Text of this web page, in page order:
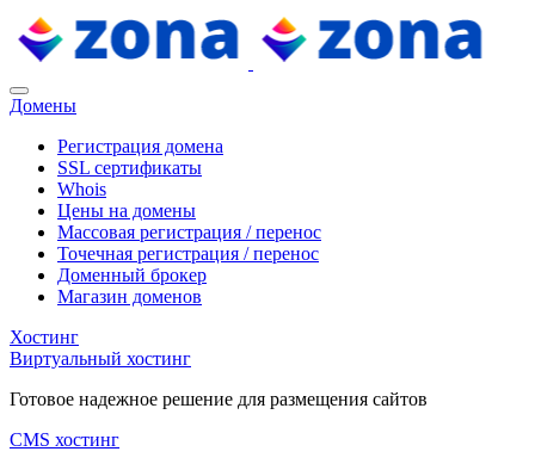
Домены
Регистрация домена
SSL сертификаты
Whois
Цены на домены
Массовая регистрация / перенос
Точечная регистрация / перенос
Доменный брокер
Магазин доменов
Хостинг
Виртуальный хостинг
Готовое надежное решение для размещения сайтов
CMS хостинг